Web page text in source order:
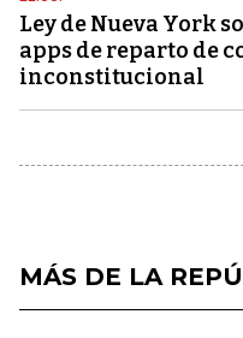
Ley de Nueva York
apps de reparto de
inconstitucional
MÁS DE LA